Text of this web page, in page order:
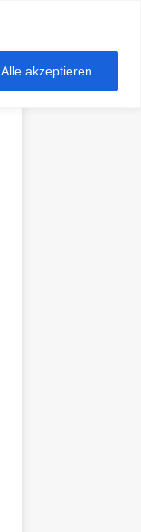
Alle akzeptieren